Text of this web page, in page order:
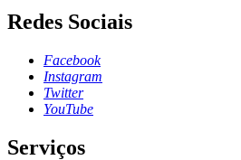
Redes Sociais
Facebook
Instagram
Twitter
YouTube
Serviços